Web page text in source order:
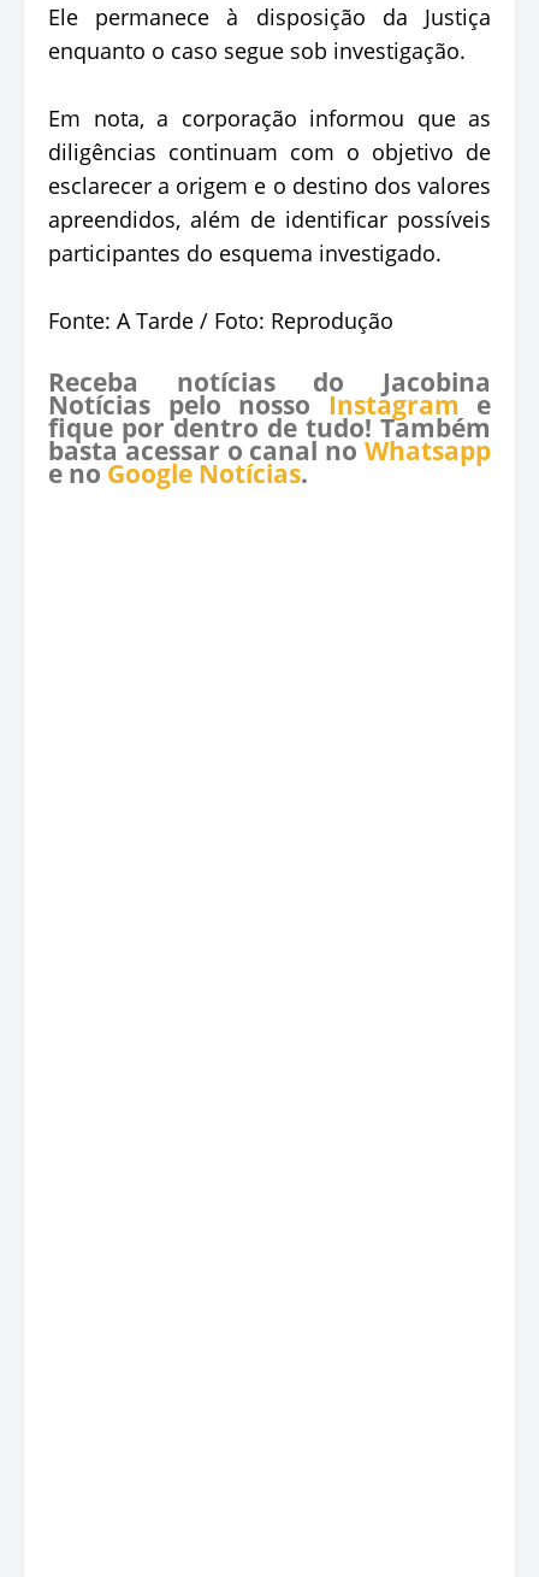
Ele permanece à disposição da Justiça
enquanto o caso segue sob investigação.
Em nota, a corporação informou que as
diligências continuam com o objetivo de
esclarecer a origem e o destino dos valores
apreendidos, além de identificar possíveis
participantes do esquema investigado.
Fonte: A Tarde / Foto: Reprodução
Receba notícias do Jacobina
Notícias pelo nosso Instagram e
fique por dentro de tudo! Também
basta acessar o canal no Whatsapp
e no Google Notícias.